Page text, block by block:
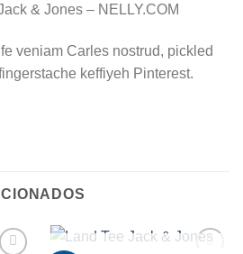
& Jones – NELLY.COM
veniam Carles nostrud, pickled
keffiyeh Pinterest.